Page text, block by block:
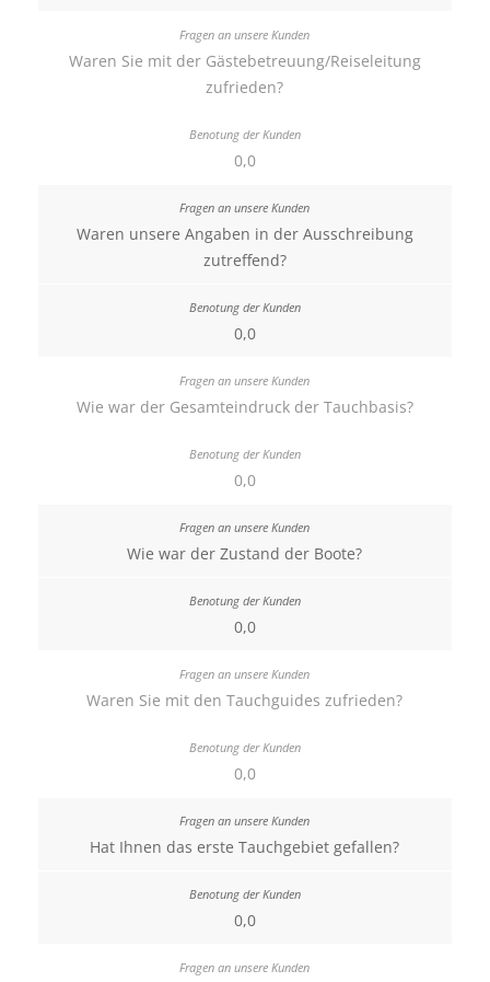
Waren Sie mit der Gästebetreuung/Reiseleitung
zufrieden?
0,0
Waren unsere Angaben in der Ausschreibung
zutreffend?
0,0
Wie war der Gesamteindruck der Tauchbasis?
0,0
Wie war der Zustand der Boote?
0,0
Waren Sie mit den Tauchguides zufrieden?
0,0
Hat Ihnen das erste Tauchgebiet gefallen?
0,0